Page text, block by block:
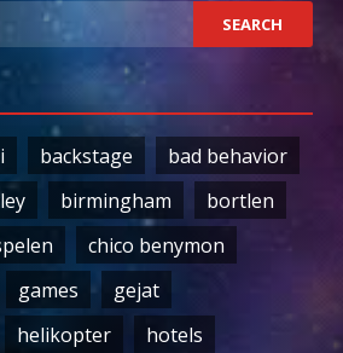
backstage
bad behavior
birmingham
bortlen
chico benymon
games
gejat
helikopter
hotels